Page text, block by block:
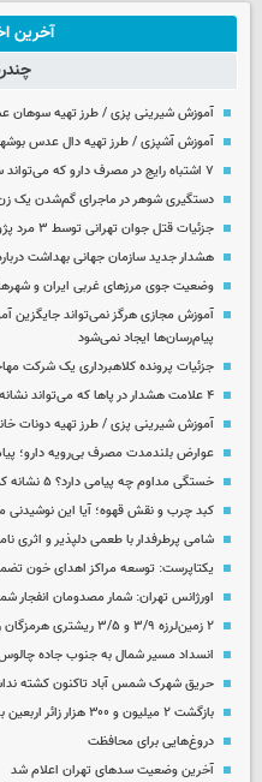
آخرین
آموزش شیرینی پزی / طرز تهیه سوهان
آموزش آشپزی / طرز تهیه دال عدس
۷ اشتباه رایج در مصرف دارو که می‌تواند سلامتتان را به خطر بیندازد
دستگیری شوهر در ماجرای گم‌شدن یک
جزئیات قتل جوان تهرانی توسط ۳ مرد پژو سوار
هشدار جدید سازمان جهانی بهداشت
وضعیت جوی مرزهای غربی ایران و
آموزش مجازی هرگز نمی‌تواند جایگزین
پیام‌رسان‌ها ایجاد نمی‌شود
جزئیات پرونده کلاهبرداری یک شرکت مهاجرتی
۴ علامت هشدار در پاها که می‌تواند نشانه مشکلات جدی سلامت باشد
آموزش شیرینی پزی / طرز تهیه دونات
عوارض بلندمدت مصرف بی‌رویه دارو؛
خستگی مداوم چه پیامی دارد؟ ۵ نشانه کمبود اکسیژن خون که باید جدی گرفت
کبد چرب و نقش قهوه؛ آیا این نوشیدنی
شامی پرطرفدار با طعمی دلپذیر و اثری
یکتاپرست: توسعه مراکز اهدای خون
اورژانس تهران: شمار مصدومان انفجار شمس‌آباد به
۲ زمین‌لرزه ۳/۹ و ۳/۵ ریشتری هرمزگان را لرزاند
انسداد مسیر شمال به جنوب جاده چالوس
حریق شهرک شمس آباد تاکنون کشته
بازگشت ۲ میلیون و ۳۰۰ هزار زائر اربعین به کشور
دروغ‌هایی برای محافظت
آخرین وضعیت سدهای تهران اعلام شد